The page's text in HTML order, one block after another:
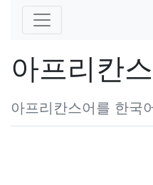
아프리칸
아프리칸스어를 한국